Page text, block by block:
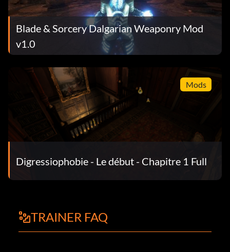
Blade & Sorcery Dalgarian Weaponry Mod
v1.0
Mods
Digressiophobie - Le début - Chapitre 1 Full
TRAINER FAQ